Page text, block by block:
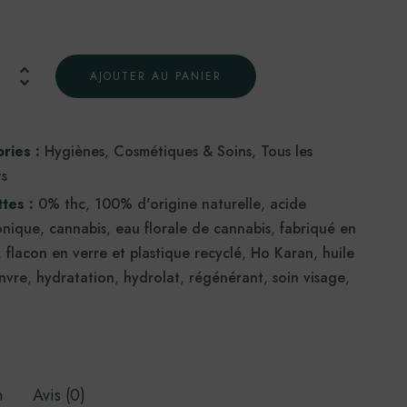
AJOUTER AU PANIER
: Hygiènes, Cosmétiques & Soins, Tous les
: 0% thc, 100% d'origine naturelle, acide
, cannabis, eau florale de cannabis, fabriqué en
flacon en verre et plastique recyclé, Ho Karan, huile
, hydratation, hydrolat, régénérant, soin visage,
Avis (0)